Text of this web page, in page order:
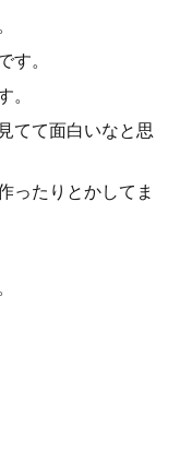
す。
。
てて面白いなと思
ったりとかしてま